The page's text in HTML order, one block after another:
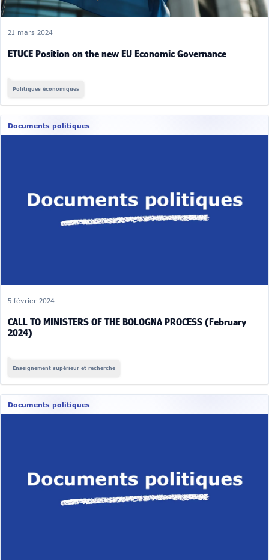
21 mars 2024
ETUCE Position on the new EU Economic Governance
Politiques économiques
Documents politiques
5 février 2024
CALL TO MINISTERS OF THE BOLOGNA PROCESS (February
2024)
Enseignement supérieur et recherche
Documents politiques